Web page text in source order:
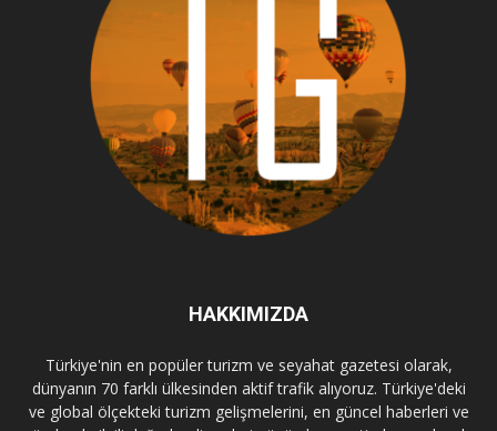
HAKKIMIZDA
Türkiye'nin en popüler turizm ve seyahat gazetesi olarak,
dünyanın 70 farklı ülkesinden aktif trafik alıyoruz. Türkiye'deki
ve global ölçekteki turizm gelişmelerini, en güncel haberleri ve